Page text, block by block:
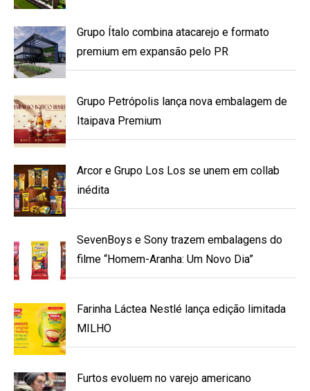
Grupo Ítalo combina atacarejo e formato
premium em expansão pelo PR
Grupo Petrópolis lança nova embalagem de
Itaipava Premium
Arcor e Grupo Los Los se unem em collab
inédita
SevenBoys e Sony trazem embalagens do
filme “Homem-Aranha: Um Novo Dia”
Farinha Láctea Nestlé lança edição limitada
MILHO
Furtos evoluem no varejo americano